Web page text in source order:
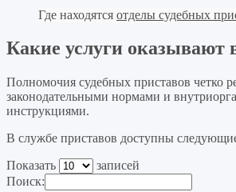
Где находятся отделы судебных
Какие услуги оказывают
Полномочия судебных приставов четко
законодательными нормами и
инструкциями.
В службе приставов доступны
Показать
записей
Поиск: